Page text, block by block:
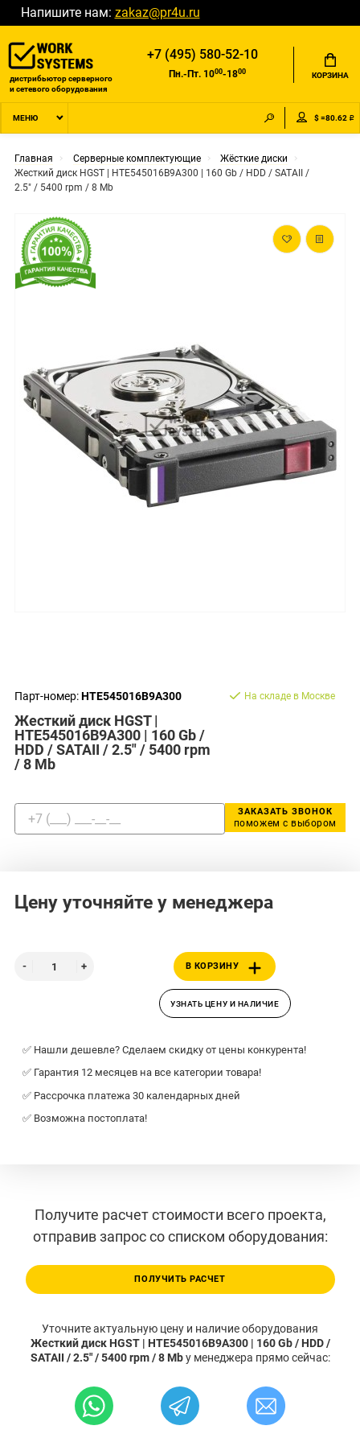
Напишите нам: zakaz@pr4u.ru
дистрибьютор серверного
и сетевого оборудования
+7 (495) 580-52-10
Пн.-Пт. 1000-1800 КОРЗИНА
МЕНЮ $ =80.62 ₽
Главная Серверные комплектующие
Жёсткие диски
Жесткий диск HGST | HTE545016B9A300 | 160 Gb / HDD / SATAII /
2.5" / 5400 rpm / 8 Mb
Парт-номер:HTE545016B9A300
Жесткий диск HGST |
HTE545016B9A300 | 160 Gb /
HDD / SATAII / 2.5" / 5400 rpm
/ 8 Mb
На складе в Москве
ЗАКАЗАТЬ ЗВОНОК
поможем с выбором
Цену уточняйте у менеджера
В КОРЗИНУ
УЗНАТЬ ЦЕНУ И НАЛИЧИЕ
✅ Нашли дешевле? Сделаем скидку от цены конкурента!
✅ Гарантия 12 месяцев на все категории товара!
✅ Рассрочка платежа 30 календарных дней
✅ Возможна постоплата!
Получите расчет стоимости всего проекта,
отправив запрос со списком оборудования:
ПОЛУЧИТЬ РАСЧЕТ
Уточните актуальную цену и наличие оборудования
Жесткий диск HGST | HTE545016B9A300 | 160 Gb / HDD /
SATAII / 2.5" / 5400 rpm / 8 Mbу менеджера прямо сейчас: